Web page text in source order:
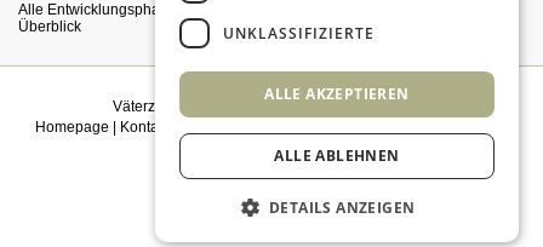
Alle Entwicklungsphasen im
Überblick
über Motivation und die Rolle der
Eltern
Väterzeit weiterempfehlen
Homepage
Kontakt
Einwilligungsmanagement
UNKLASSIFIZIERTE
ALLE AKZEPTIEREN
ALLE ABLEHNEN
DETAILS ANZEIGEN